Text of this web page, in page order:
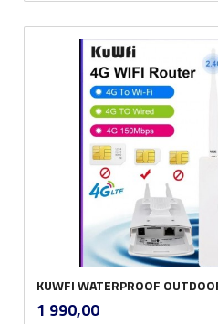
KUWFI WATERPROOF
Pris
1 990,00mva.